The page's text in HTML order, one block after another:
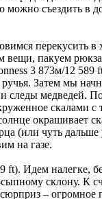
можно съездить в
перекусить
вещи, пакуем
3 873м/12 589
Затем мы
следы медведей.
скалами с
окрашивает
(или чуть
на газе.
Идем налегке,
склону. К
– огромное